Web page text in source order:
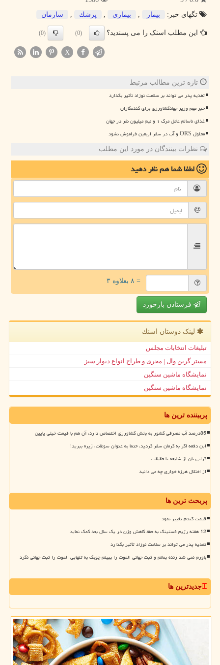
تگهای خبر:
بیمار , بیماری , پزشك , سازمان
این مطلب اسنک را می پسندید؟ (0)
(0)
X
تازه ترین مطالب مرتبط
تغذیه پدر می تواند بر سلامت نوزاد تأثیر بگذارد
خبر مهم وزیر جهادکشاورزی برای گندمکاران
غذای ناسالم عامل مرگ ۱ و نیم میلیون نفر در جهان
محلول ORS و آب در سفر اربعین فراموش نشود
نظرات بینندگان در مورد این مطلب
لطفا شما همنظر دهید
= ۸ بعلاوه ۳
فرستادن بازخورد
لینک دوستان اسنك
تبلیغات انتخابات مجلس
مستر گرین وال | مجری و طراح انواع دیوار سبز
نمایشگاه ماشین سنگین
نمایشگاه ماشین سنگین
پربیننده ترین ها
85درصد آب مصرفی کشور به بخش کشاورزی اختصاص دارد، آن هم با قیمت خیلی پایین
این دفعه اگر به کرمان سفر کردید، حتما به عنوان سوغات، زیره ببرید!
گرانی نان از شایعه تا حقیقت
از اختلال هرزه خواری چه می دانید
پربحث ترین ها
قیمت گندم تغییر نمود
12 هفته رژیم فستینگ به حفظ کاهش وزن در یک سال بعد کمک نماید
تغذیه پدر می تواند بر سلامت نوزاد تأثیر بگذارد
باورم نمی شد زنده بمانم و ثبت جهانی الموت را ببینم چوبک به تنهایی الموت را ثبت جهانی نکرد
جدیدترین ها